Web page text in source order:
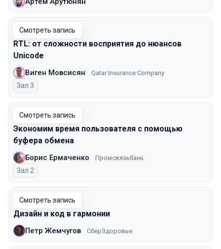
Смотреть запись
RTL: от сложности восприятия до нюансов
Unicode
Виген Мовсисян Qatar Insurance Company
Зал 3
Смотреть запись
Экономим время пользователя с помощью
буфера обмена
Борис Ермаченко Промсвязьбанк
Зал 2
Смотреть запись
Дизайн и код в гармонии
Петр Жемчугов СберЗдоровье